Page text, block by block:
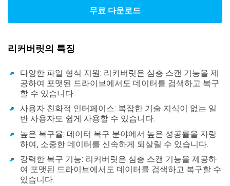
무료 다운로드
리커버릿의 특징
다양한 파일 형식 지원: 리커버릿은 심층 스캔 기능을 제
공하여 포맷된 드라이브에서도 데이터를 검색하고 복구
할 수 있습니다.
사용자 친화적 인터페이스: 복잡한 기술 지식이 없는 일
반 사용자도 쉽게 사용할 수 있습니다.
높은 복구율: 데이터 복구 분야에서 높은 성공률을 자랑
하여, 소중한 데이터를 신속하게 되살릴 수 있습니다.
강력한 복구 기능: 리커버릿은 심층 스캔 기능을 제공하
여 포맷된 드라이브에서도 데이터를 검색하고 복구할 수
있습니다.